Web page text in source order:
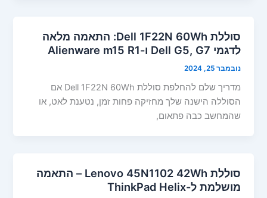
סוללת Dell 1F22N 60Wh: התאמה מלאה
לדגמי Dell G5, G7 ו-Alienware m15 R1
נובמבר 25, 2024
מדריך שלם להחלפת סוללת Dell 1F22N 60Wh אם
הסוללה הישנה שלך מחזיקה פחות זמן, נטענת לאט, או
שהמחשב כבה פתאום,
סוללת Lenovo 45N1102 42Wh – התאמה
מושלמת ל-ThinkPad Helix